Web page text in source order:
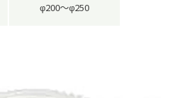
φ200～φ250